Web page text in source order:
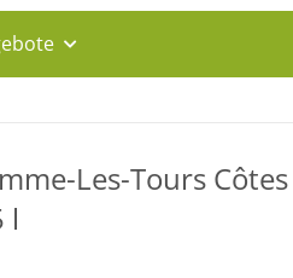
Les-Tours
l